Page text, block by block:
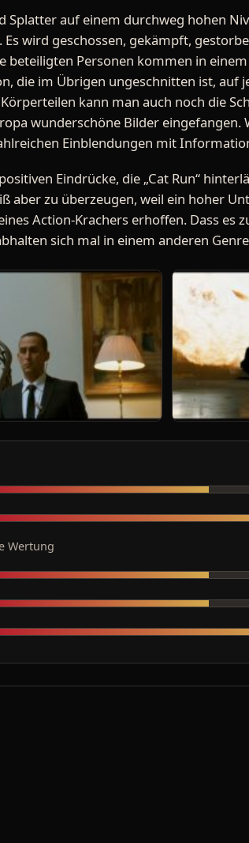
auf einem durchweg hohen
Es wird geschossen, gekämpft,
Personen kommen in einem
die im Übrigen ungeschnitten ist, auf
kann man auch noch die
wunderschöne Bilder eingefangen.
Einblendungen mit
Eindrücke, die „Cat Run“
aber zu überzeugen, weil ein hoher
Action-Krachers erhoffen. Dass es
sich mal in einem anderen
Wertung